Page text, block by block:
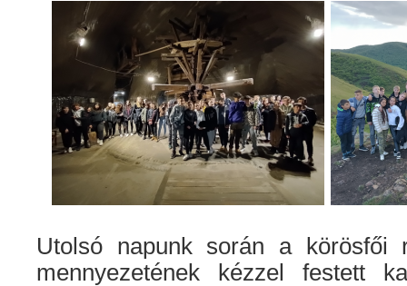
Utolsó napunk során a körösfői
mennyezetének kézzel festett